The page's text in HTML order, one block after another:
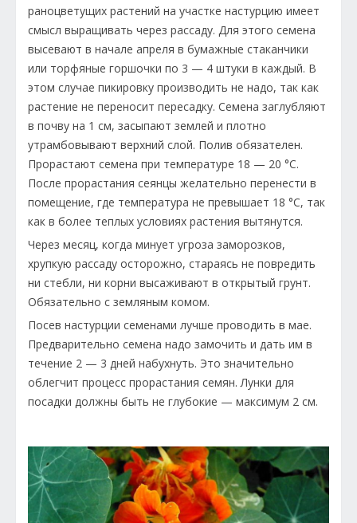
раноцветущих растений на участке настурцию имеет
смысл выращивать через рассаду. Для этого семена
высевают в начале апреля в бумажные стаканчики
или торфяные горшочки по 3 — 4 штуки в каждый. В
этом случае пикировку производить не надо, так как
растение не переносит пересадку. Семена заглубляют
в почву на 1 см, засыпают землей и плотно
утрамбовывают верхний слой. Полив обязателен.
Прорастают семена при температуре 18 — 20 °C.
После прорастания сеянцы желательно перенести в
помещение, где температура не превышает 18 °C, так
как в более теплых условиях растения вытянутся.
Через месяц, когда минует угроза заморозков,
хрупкую рассаду осторожно, стараясь не повредить
ни стебли, ни корни высаживают в открытый грунт.
Обязательно с земляным комом.
Посев настурции семенами лучше проводить в мае.
Предварительно семена надо замочить и дать им в
течение 2 — 3 дней набухнуть. Это значительно
облегчит процесс прорастания семян. Лунки для
посадки должны быть не глубокие — максимум 2 см.